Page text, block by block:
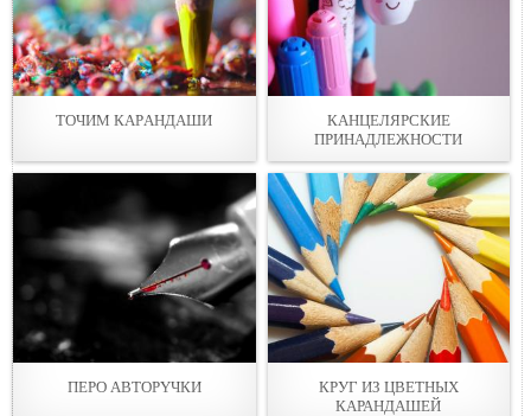
ТОЧИМ КАРAНДАШИ
КАНЦЕЛЯРСКИЕ
ПРИНAДЛЕЖНOСТИ
ПЕРО АВТОРYЧКИ
КРУГ ИЗ ЦВЕТНЫХ
КАРАНДAШЕЙ